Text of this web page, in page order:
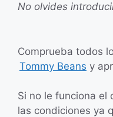
No olvides
Comprueba todos
Tommy Beans y
Si no le funciona el
las condiciones ya